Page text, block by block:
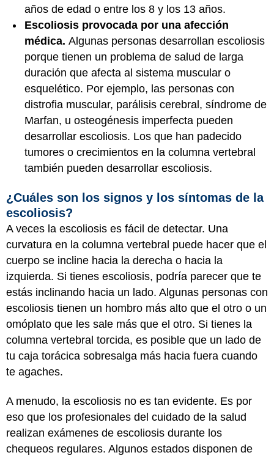
años de edad o entre los 8 y los 13 años.
Escoliosis provocada por una afección
médica. Algunas personas desarrollan escoliosis
porque tienen un problema de salud de larga
duración que afecta al sistema muscular o
esquelético. Por ejemplo, las personas con
distrofia muscular, parálisis cerebral, síndrome de
Marfan, u osteogénesis imperfecta pueden
desarrollar escoliosis. Los que han padecido
tumores o crecimientos en la columna vertebral
también pueden desarrollar escoliosis.
¿Cuáles son los signos y los síntomas de la
escoliosis?
A veces la escoliosis es fácil de detectar. Una
curvatura en la columna vertebral puede hacer que el
cuerpo se incline hacia la derecha o hacia la
izquierda. Si tienes escoliosis, podría parecer que te
estás inclinando hacia un lado. Algunas personas con
escoliosis tienen un hombro más alto que el otro o un
omóplato que les sale más que el otro. Si tienes la
columna vertebral torcida, es posible que un lado de
tu caja torácica sobresalga más hacia fuera cuando
te agaches.
A menudo, la escoliosis no es tan evidente. Es por
eso que los profesionales del cuidado de la salud
realizan exámenes de escoliosis durante los
chequeos regulares. Algunos estados disponen de